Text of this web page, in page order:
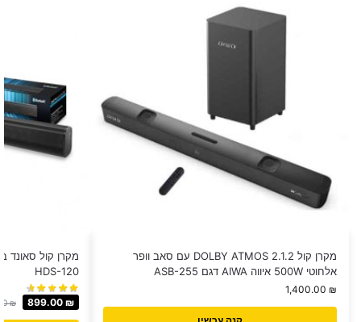
מקרן קול DOLBY ATMOS 2.1.2 עם סאב וופר
אלחוטי 500W איווה AIWA דגם ASB-255
1,400.00 ₪
HDS-120
₪ 899.00 ₪